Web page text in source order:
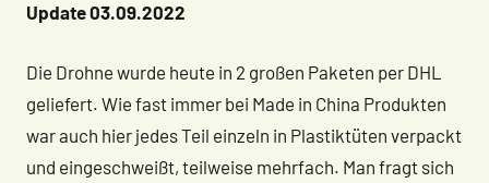
Update 03.09.2022
Die Drohne wurde heute in 2 großen Paketen per DHL
geliefert. Wie fast immer bei Made in China Produkten
war auch hier jedes Teil einzeln in Plastiktüten verpackt
und eingeschweißt, teilweise mehrfach. Man fragt sich